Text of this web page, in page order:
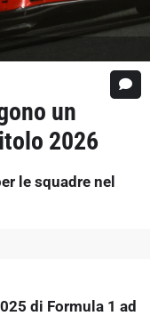
un
2026
le squadre nel
di Formula 1 ad